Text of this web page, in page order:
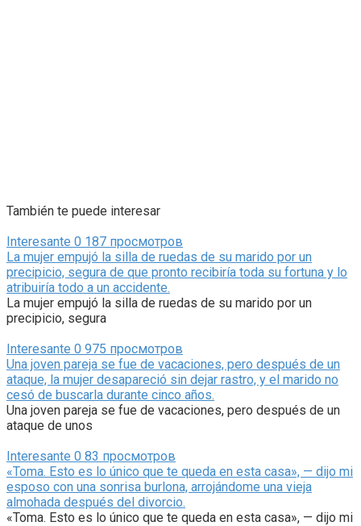
También te puede interesar
Interesante 0 187 просмотров
La mujer empujó la silla de ruedas de su marido por un
precipicio, segura de que pronto recibiría toda su fortuna y lo
atribuiría todo a un accidente.
La mujer empujó la silla de ruedas de su marido por un
precipicio, segura
Interesante 0 975 просмотров
Una joven pareja se fue de vacaciones, pero después de un
ataque, la mujer desapareció sin dejar rastro, y el marido no
cesó de buscarla durante cinco años.
Una joven pareja se fue de vacaciones, pero después de un
ataque de unos
Interesante 0 83 просмотров
«Toma. Esto es lo único que te queda en esta casa», — dijo mi
esposo con una sonrisa burlona, arrojándome una vieja
almohada después del divorcio.
«Toma. Esto es lo único que te queda en esta casa», — dijo mi